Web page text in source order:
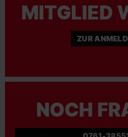
MITGLIED
ZUR
NOCH